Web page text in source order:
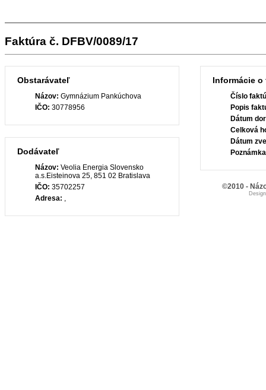
Faktúra č. DFBV/0089/17
Obstarávateľ
Názov: Gymnázium Pankúchova
IČO: 30778956
Dodávateľ
Názov: Veolia Energia Slovensko
a.s.Eisteinova 25, 851 02 Bratislava
IČO: 35702257
Adresa: ,
Informácie o
Číslo
Popis
Dátum
Celková
Dátum
©2010 -